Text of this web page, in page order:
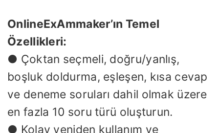
OnlineExAmmaker’ın Temel
Özellikleri:
● Çoktan seçmeli, doğru/yanlış,
boşluk doldurma, eşleşen, kısa cevap
ve deneme soruları dahil olmak üzere
en fazla 10 soru türü oluşturun.
● Kolay yeniden kullanım ve